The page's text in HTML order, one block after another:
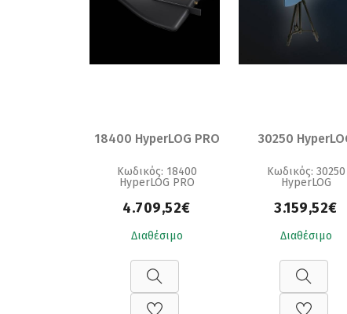
18400 HyperLOG PRO
Κωδικός: 18400
HyperLOG PRO
4.709,52€
Διαθέσιμο
30250
Κωδικός: 30250
HyperLOG
3.159,52€
Διαθέσιμο